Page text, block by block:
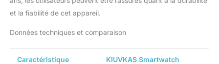
roulant, la marche
course, le cyclisme
extérieur, le cyclisme
intérieur, le cyclisme de
et la fiabilité de cet appareil.
Données techniques et comparaison
Caractéristique KIUVKAS Smartwatch